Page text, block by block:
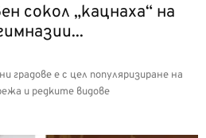
сокол „кацнаха“ на
градове е с цел популяризиране на
и редките видове